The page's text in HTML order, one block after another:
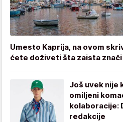
Umesto Kaprija, na ovom
ćete doživeti šta zaista
Još uvek nije
omiljeni
kolaboracije:
redakcije